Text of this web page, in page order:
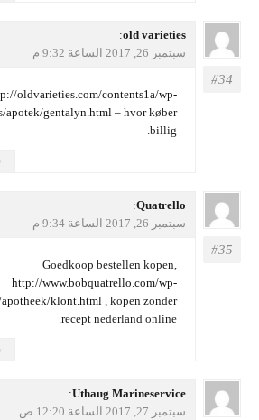
يقول
old varieties
:
سبتمبر 26, 2017 الساعة 9:32 م
http://oldvarieties.com/contents1a/wp-
apotek/gentalyn.html– hvor køber
قم
يقول
Quatrello
:
سبتمبر 26, 2017 الساعة 9:34 م
Goedkoop bestellen kopen,
http://www.bobquatrello.com/wp-
apotheek/klont.html, kopen zonder
recept nederland online.
قم
يقول
Uthaug Marineservice
:
سبتمبر 27, 2017 الساعة 12:20 ص